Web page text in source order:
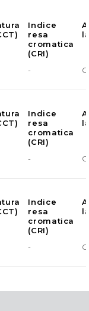
Indice
resa
cromatica
(CRI)
-
Indice
resa
cromatica
(CRI)
-
Indice
resa
cromatica
(CRI)
-